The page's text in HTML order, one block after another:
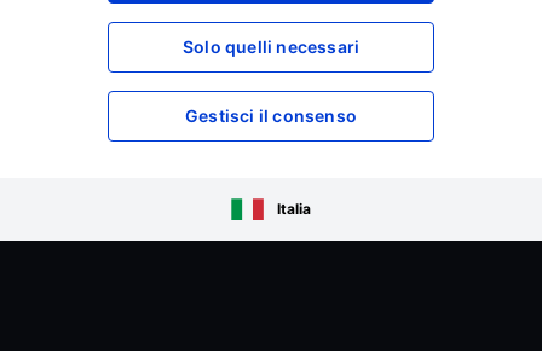
Solo quelli necessari
Gestisci il consenso
Italia
Attiva i servizi BG SAXO